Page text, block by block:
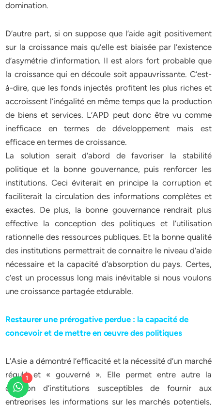
domination.
D’autre part, si on suppose que l’aide agit positivement
sur la croissance mais qu’elle est biaisée par l’existence
d’asymétrie d’information. Il est alors fort probable que
la croissance qui en découle soit appauvrissante. C’est-
à-dire, que les fonds injectés profitent les plus riches et
accroissent l’inégalité en même temps que la production
de biens et services. L’APD peut donc être vu comme
inefficace en termes de développement mais est
efficace en termes de croissance.
La solution serait d’abord de favoriser la stabilité
politique et la bonne gouvernance, puis renforcer les
institutions. Ceci éviterait en principe la corruption et
faciliterait la circulation des informations complètes et
exactes. De plus, la bonne gouvernance rendrait plus
effective la conception des politiques et l’utilisation
rationnelle des ressources publiques. Et la bonne qualité
des institutions permettrait de connaitre le niveau d’aide
nécessaire et la capacité d’absorption du pays. Certes,
c’est un processus long mais inévitable si nous voulons
une croissance partagée etdurable.
Restaurer une prérogative perdue : la capacité de
concevoir et de mettre en œuvre des politiques
L’Asie a démontré l’efficacité et la nécessité d’un marché
régulé et « gouverné ». Elle permet entre autre la
création d’institutions susceptibles de fournir aux
entreprises les informations sur les marchés potentiels,
1